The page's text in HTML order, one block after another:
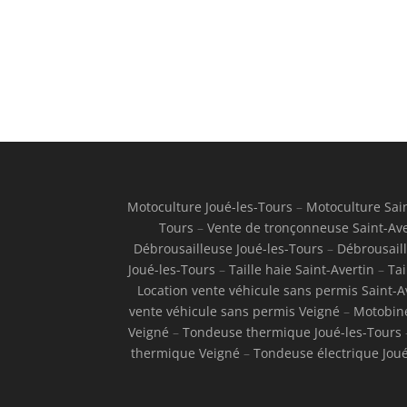
Motoculture Joué-les-Tours – Motoculture
Tours – Vente de tronçonneuse Saint-
Débrousailleuse Joué-les-Tours –
Joué-les-Tours – Taille haie Saint-Avertin –
Location vente véhicule sans permis Saint-
vente véhicule sans permis Veigné –
Veigné – Tondeuse thermique Joué-les-Tours
thermique Veigné – Tondeuse électrique